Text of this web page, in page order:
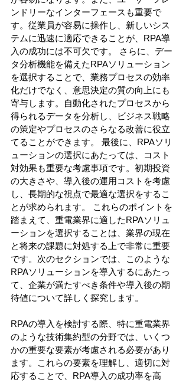
ンドリーなインターフェースも重要で
す。従業員が容易に操作し、新しいシス
テムに迅速に適応できることが、RPA導
入の成功には不可欠です。 さらに、デー
タ分析機能を備えたRPAソリューション
を選択することで、業務プロセスの効率
化だけでなく、意思決定の質の向上にも
寄与します。自動化されたプロセスから
得られるデータを分析し、ビジネス戦略
の策定やプロセスのさらなる改善に役立
てることができます。 最後に、RPAソリ
ューションの選択にあたっては、コスト
対効果も重要な考慮事項です。初期投資
の大きさや、導入後の運用コストを考慮
し、長期的な視点で最適な選択をするこ
とが求められます。 これらのポイントを
踏まえて、重電業界に適したRPAソリュ
ーションを選択することは、業界の現在
と将来の課題に対処する上で非常に重要
です。次のセクションでは、このような
RPAソリューションを導入するにあたっ
て、企業が満たすべき条件や導入後の期
待値について詳しく探究します。
RPAの導入を検討する際、特に重電業界
のような技術集約型の分野では、いくつ
かの重要な要素が考慮される必要があり
ます。これらの要素を理解し、適切に対
応することで、RPA導入の成功率を高